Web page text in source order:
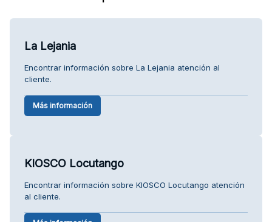
La Lejania
Encontrar información sobre La Lejania atención al
cliente.
Más información
KIOSCO Locutango
Encontrar información sobre KIOSCO Locutango atención
al cliente.